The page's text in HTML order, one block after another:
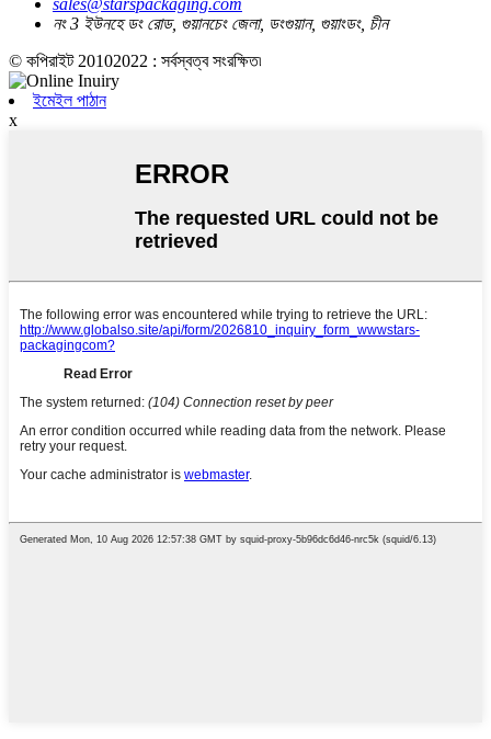
sales@starspackaging.com
নং 3 ইউনহে ডং রোড, গুয়ানচেং জেলা, ডংগুয়ান, গুয়াংডং, চীন
© কপিরাইট 20102022 : সর্বস্বত্ব সংরক্ষিত৷
ইমেইল পাঠান
x